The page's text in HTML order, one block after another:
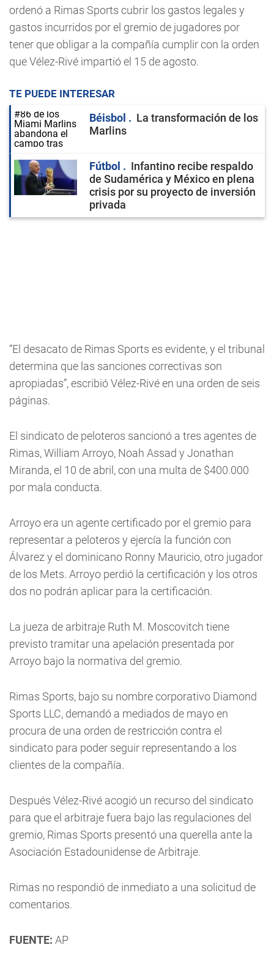
ordenó a Rimas Sports cubrir los gastos legales y
gastos incurridos por el gremio de jugadores por
tener que obligar a la compañía cumplir con la orden
que Vélez-Rivé impartió el 15 de agosto.
TE PUEDE INTERESAR
Béisbol
La transformación de los
Marlins
Fútbol
Infantino recibe respaldo
de Sudamérica y México en plena
crisis por su proyecto de inversión
privada
“El desacato de Rimas Sports es evidente, y el tribunal
determina que las sanciones correctivas son
apropiadas”, escribió Vélez-Rivé en una orden de seis
páginas.
El sindicato de peloteros sancionó a tres agentes de
Rimas, William Arroyo, Noah Assad y Jonathan
Miranda, el 10 de abril, con una multa de $400.000
por mala conducta.
Arroyo era un agente certificado por el gremio para
representar a peloteros y ejercía la función con
Álvarez y el dominicano Ronny Mauricio, otro jugador
de los Mets. Arroyo perdió la certificación y los otros
dos no podrán aplicar para la certificación.
La jueza de arbitraje Ruth M. Moscovitch tiene
previsto tramitar una apelación presentada por
Arroyo bajo la normativa del gremio.
Rimas Sports, bajo su nombre corporativo Diamond
Sports LLC, demandó a mediados de mayo en
procura de una orden de restricción contra el
sindicato para poder seguir representando a los
clientes de la compañía.
Después Vélez-Rivé acogió un recurso del sindicato
para que el arbitraje fuera bajo las regulaciones del
gremio, Rimas Sports presentó una querella ante la
Asociación Estadounidense de Arbitraje.
Rimas no respondió de inmediato a una solicitud de
comentarios.
FUENTE: AP